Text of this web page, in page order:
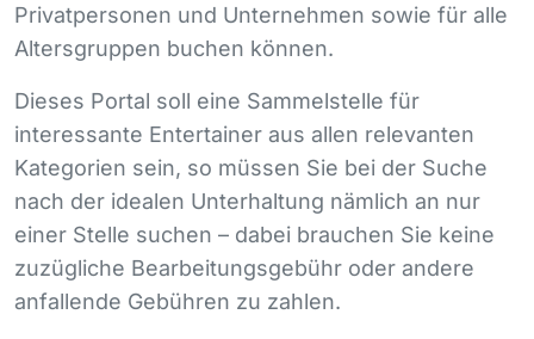
Privatpersonen und Unternehmen sowie für alle
Altersgruppen buchen können.
Dieses Portal soll eine Sammelstelle für
interessante Entertainer aus allen relevanten
Kategorien sein, so müssen Sie bei der Suche
nach der idealen Unterhaltung nämlich an nur
einer Stelle suchen – dabei brauchen Sie keine
zuzügliche Bearbeitungsgebühr oder andere
anfallende Gebühren zu zahlen.